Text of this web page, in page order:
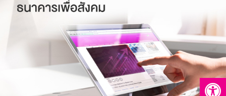
เกี่ยวกับธนาคาร
การพัฒนาที่ยั่งยืน
บริการทางการเงิน